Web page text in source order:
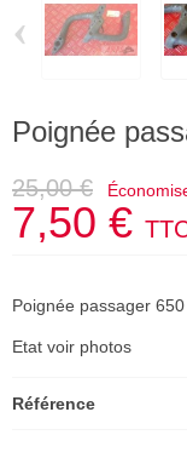
‹
Poignée
25,00 €
7,50 €
Poignée passager
Etat voir photos
Référence